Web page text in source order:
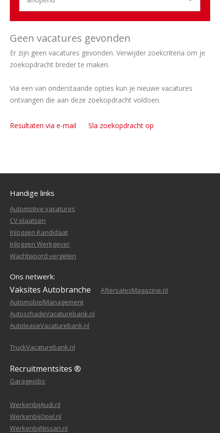
Geen vacatures gevonden
Er zijn geen vacatures gevonden. Verwijder zoekcriteria om je
zoekopdracht breder te maken.
Via een van onderstaande opties kun je nieuwe vacatures
ontvangen die aan deze zoekopdracht voldoen.
Resultaten via e-mail Sla zoekopdracht op
Handige links
Automotive vacatures
CV plaatsen
Inloggen Kandidaat
Inloggen Werkgever
Wachtwoord vergeten
Ons netwerk:
Vaksites Autobranche
AftersalesMagazine.nl
AutomobielManagement
AutoschadeVacaturebank.nl
AutoleaseVacaturebank.nl
TruckVacaturebank.nl
Recruitmentsites ®
Garagejobs
WerkenbijAudi.nl
WerkenbijOpel.nl
WerkenbijNissan.nl